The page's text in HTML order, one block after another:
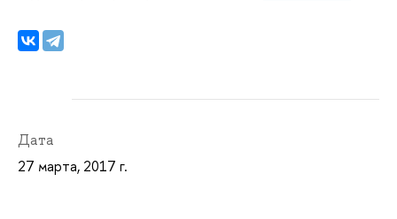
Дата
27 марта, 2017 г.